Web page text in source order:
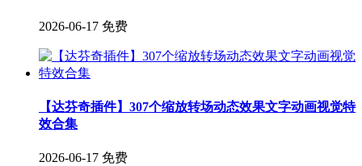
2026-06-17 免费
【达芬奇插件】307个缩放转场动态效果文字动画视觉特
效合集
2026-06-17 免费